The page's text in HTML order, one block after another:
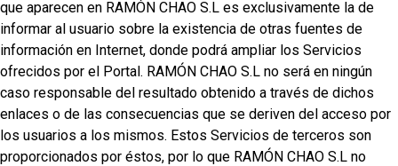
que aparecen en RAMÓN CHAO S.L es exclusivamente la de
informar al usuario sobre la existencia de otras fuentes de
información en Internet, donde podrá ampliar los Servicios
ofrecidos por el Portal. RAMÓN CHAO S.L no será en ningún
caso responsable del resultado obtenido a través de dichos
enlaces o de las consecuencias que se deriven del acceso por
los usuarios a los mismos. Estos Servicios de terceros son
proporcionados por éstos, por lo que RAMÓN CHAO S.L no